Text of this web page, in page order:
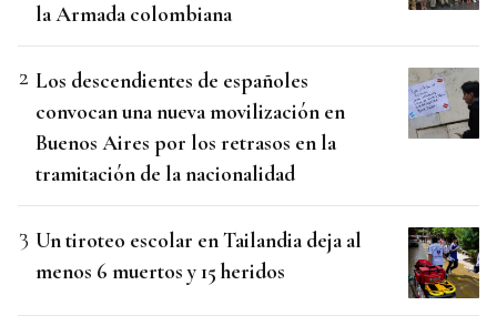
la Armada colombiana
Los descendientes de españoles
convocan una nueva movilización en
Buenos Aires por los retrasos en la
tramitación de la nacionalidad
Un tiroteo escolar en Tailandia deja al
menos 6 muertos y 15 heridos